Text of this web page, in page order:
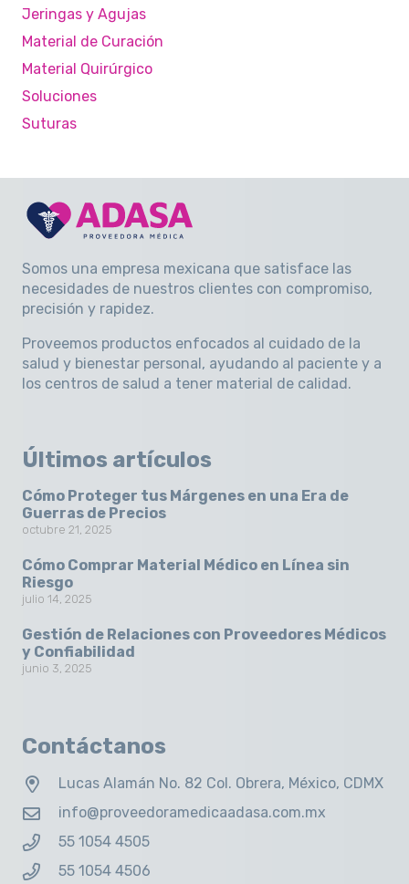
Jeringas y Agujas
Material de Curación
Material Quirúrgico
Soluciones
Suturas
Somos una empresa mexicana que satisface las
necesidades de nuestros clientes con compromiso,
precisión y rapidez.
Proveemos productos enfocados al cuidado de la
salud y bienestar personal, ayudando al paciente y a
los centros de salud a tener material de calidad.
Últimos artículos
Cómo Proteger tus Márgenes en una Era de
Guerras de Precios
octubre 21, 2025
Cómo Comprar Material Médico en Línea sin
Riesgo
julio 14, 2025
Gestión de Relaciones con Proveedores Médicos
y Confiabilidad
junio 3, 2025
Contáctanos
Lucas Alamán No. 82 Col. Obrera, México, CDMX
info@proveedoramedicaadasa.com.mx
55 1054 4505
55 1054 4506